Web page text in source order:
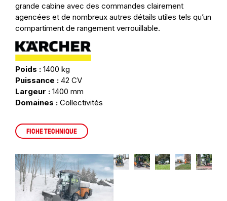
grande cabine avec des commandes clairement
agencées et de nombreux autres détails utiles tels qu’un
compartiment de rangement verrouillable.
Poids : 1400 kg
Puissance : 42 CV
Largeur : 1400 mm
Domaines : Collectivités
FICHE TECHNIQUE